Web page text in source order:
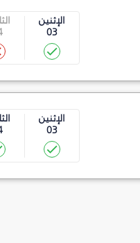
الإثنين
03
الإثنين
03